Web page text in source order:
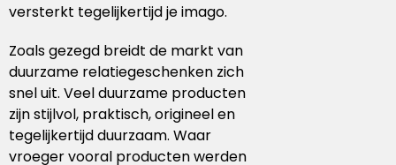
Stanley & Stella
Tap Out
versterkt tegelijkertijd je imago.
Zoals gezegd breidt de markt van
duurzame relatiegeschenken zich
snel uit. Veel duurzame producten
zijn stijlvol, praktisch, origineel en
tegelijkertijd duurzaam. Waar
vroeger vooral producten werden